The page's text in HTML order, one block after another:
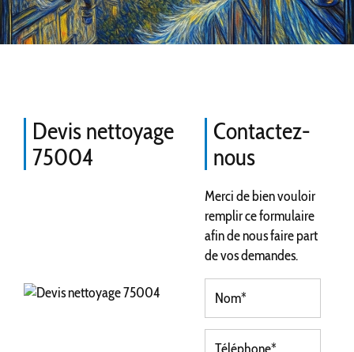
Devis nettoyage
75004
Contactez-
nous
Merci de bien vouloir
remplir ce formulaire
afin de nous faire part
de vos demandes.